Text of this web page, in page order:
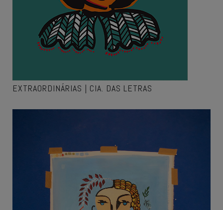
EXTRAORDINÁRIAS | CIA. DAS LETRAS